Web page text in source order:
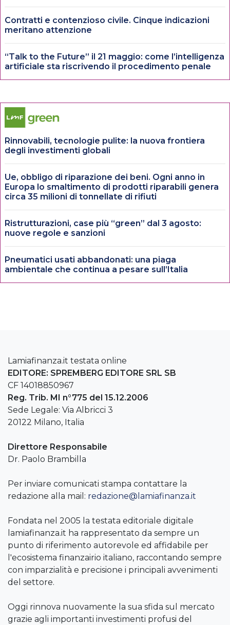
Contratti e contenzioso civile. Cinque indicazioni
meritano attenzione
“Talk to the Future” il 21 maggio: come l’intelligenza
artificiale sta riscrivendo il procedimento penale
Rinnovabili, tecnologie pulite: la nuova frontiera
degli investimenti globali
Ue, obbligo di riparazione dei beni. Ogni anno in
Europa lo smaltimento di prodotti riparabili genera
circa 35 milioni di tonnellate di rifiuti
Ristrutturazioni, case più “green” dal 3 agosto:
nuove regole e sanzioni
Pneumatici usati abbandonati: una piaga
ambientale che continua a pesare sull’Italia
Lamiafinanza.it testata online
EDITORE: SPREMBERG EDITORE SRL SB
CF 14018850967
Reg. Trib. MI n°775 del 15.12.2006
Sede Legale: Via Albricci 3
20122 Milano, Italia
Direttore Responsabile
Dr. Paolo Brambilla
Per inviare comunicati stampa contattare la
redazione alla mail: redazione@lamiafinanza.it
Fondata nel 2005 la testata editoriale digitale
lamiafinanza.it ha rappresentato da sempre un
punto di riferimento autorevole ed affidabile per
l'ecosistema finanzairio italiano, raccontando sempre
con imparzialità e precisione i principali avvenimenti
del settore.
Oggi rinnova nuovamente la sua sfida sul mercato
grazie agli importanti investimenti profusi del